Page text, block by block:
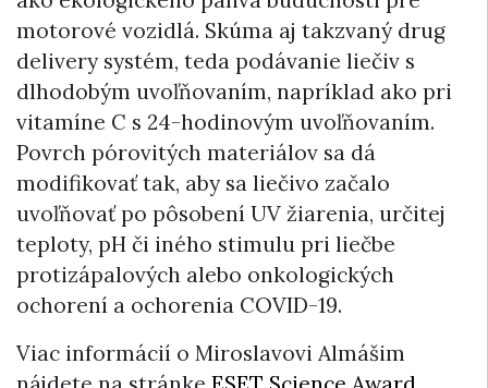
motorové vozidlá. Skúma aj takzvaný drug
delivery systém, teda podávanie liečiv s
dlhodobým uvoľňovaním, napríklad ako pri
vitamíne C s 24-hodinovým uvoľňovaním.
Povrch pórovitých materiálov sa dá
modifikovať tak, aby sa liečivo začalo
uvoľňovať po pôsobení UV žiarenia, určitej
teploty, pH či iného stimulu pri liečbe
protizápalových alebo onkologických
ochorení a ochorenia COVID-19.
Viac informácií o Miroslavovi Almášim